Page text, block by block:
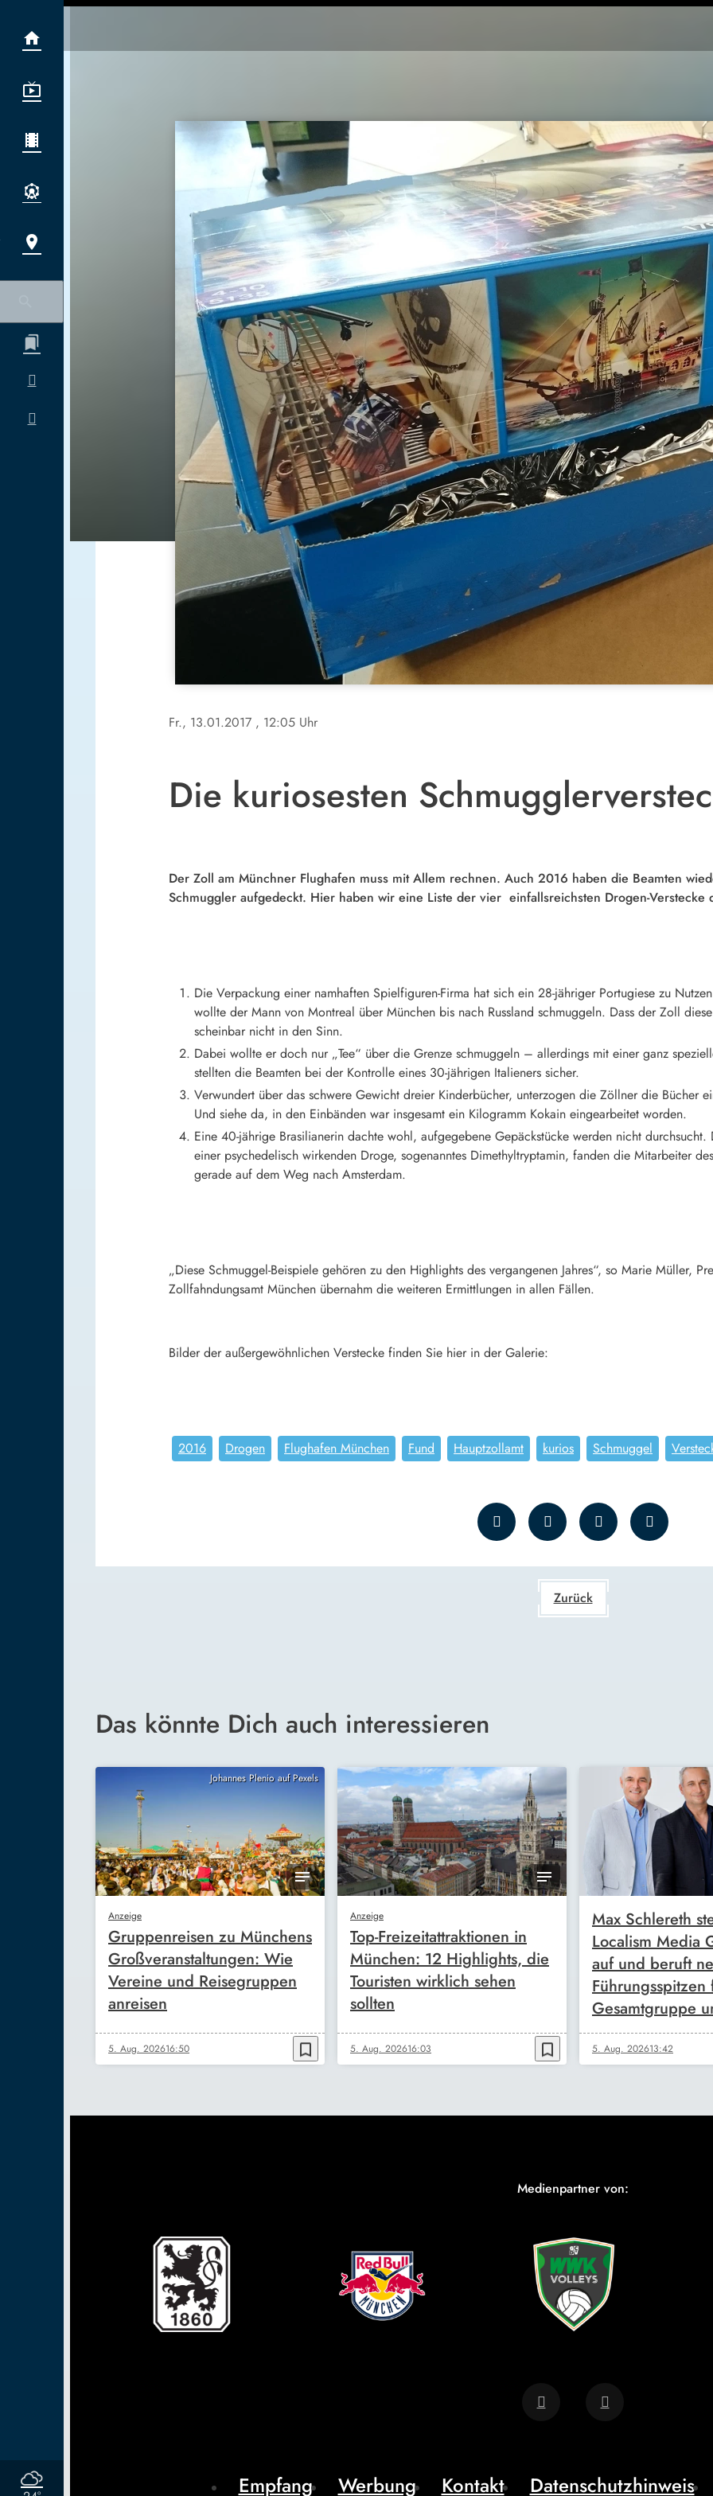
Fr., 13.01.2017 , 12:05 Uhr
Die kuriosesten
Der Zoll am Münchner Flughafen muss mit Allem rechnen. Auch 2016 haben die Beamten
Schmuggler aufgedeckt. Hier haben wir eine Liste der vier einfallsreichsten Drogen-Verstecke
Die Verpackung einer namhaften Spielfiguren-Firma hat sich ein 28-jähriger Portugiese zu
wollte der Mann von Montreal über München bis nach Russland schmuggeln. Dass der Zoll
scheinbar nicht in den Sinn.
Dabei wollte er doch nur „Tee“ über die Grenze schmuggeln – allerdings mit einer ganz
stellten die Beamten bei der Kontrolle eines 30-jährigen Italieners sicher.
Verwundert über das schwere Gewicht dreier Kinderbücher, unterzogen die Zöllner die Bücher
Und siehe da, in den Einbänden war insgesamt ein Kilogramm Kokain eingearbeitet worden.
Eine 40-jährige Brasilianerin dachte wohl, aufgegebene Gepäckstücke werden nicht
einer psychedelisch wirkenden Droge, sogenanntes Dimethyltryptamin, fanden die Mitarbeiter
gerade auf dem Weg nach Amsterdam.
„Diese Schmuggel-Beispiele gehören zu den Highlights des vergangenen Jahres“, so Marie Müller,
Zollfahndungsamt München übernahm die weiteren Ermittlungen in allen Fällen.
Bilder der außergewöhnlichen Verstecke finden Sie hier in der Galerie:
2016 Drogen Flughafen München Fund Hauptzollamt kurios Schmuggel
Zurück
Das könnte Dich auch interessieren
Johannes Plenio auf Pexels
Anzeige
Gruppenreisen zu Münchens
Großveranstaltungen: Wie
Vereine und Reisegruppen
anreisen
5. Aug. 202616:50 bookmark_border
Anzeige
Top-Freizeitattraktionen in
München: 12 Highlights, die
Touristen wirklich sehen
sollten
5. Aug. 202616:03 bookmark_border
Max Schlereth
Localism Media
auf und beruft
Führungsspitzen
Gesamtgruppe
5. Aug. 202613:42
Medienpartner von:
Empfang Werbung Kontakt Datenschutzhinweis